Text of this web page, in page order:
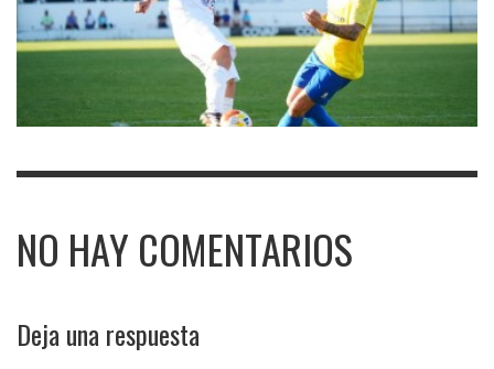
NO HAY COMENTARIOS
Deja una respuesta